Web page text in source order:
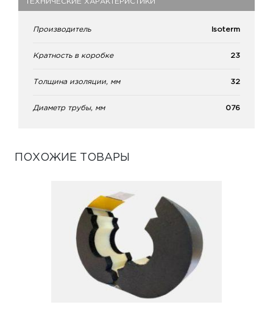
ТЕХНИЧЕСКИЕ ХАРАКТЕРИСТИКИ
Производитель Isoterm
Кратность в коробке 23
Толщина изоляции, мм 32
Диаметр трубы, мм 076
ПОХОЖИЕ ТОВАРЫ